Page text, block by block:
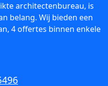
architectenbureau, is
belang. Wij bieden een
4 offertes binnen enkele